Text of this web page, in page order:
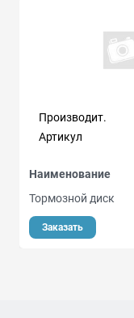
Производит.
Артикул
Наименование
Тормозной диск
Заказать